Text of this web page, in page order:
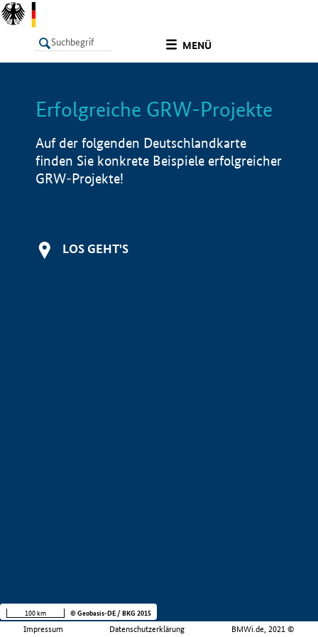
MENÜ
LISTE Info
Erfolgreiche GRW-Projekte
Auf der folgenden Deutschlandkarte
finden Sie konkrete Beispiele erfolgreicher
GRW-Projekte!
LOS GEHT'S
Impressum Datenschutzerklärung BMWi.de, 2021 ©
100 km © Geobasis-DE / BKG 2015